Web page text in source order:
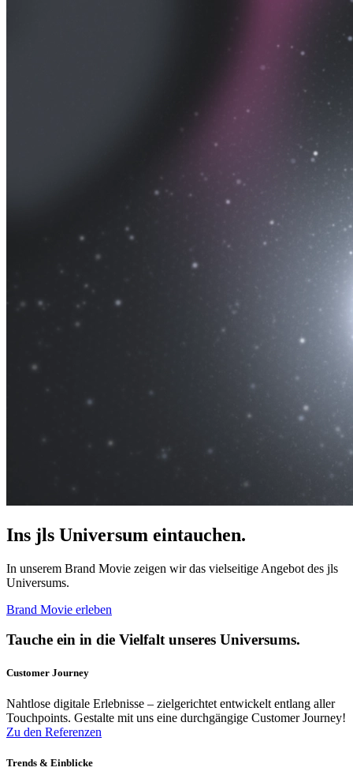
Ins jls Universum eintauchen.
In unserem Brand Movie zeigen wir das vielseitige Angebot des jls
Universums.
Brand Movie erleben
Tauche ein in die Vielfalt unseres Universums.
Customer Journey
Nahtlose digitale Erlebnisse – zielgerichtet entwickelt entlang aller
Touchpoints. Gestalte mit uns eine durchgängige Customer Journey!
Zu den Referenzen
Trends & Einblicke